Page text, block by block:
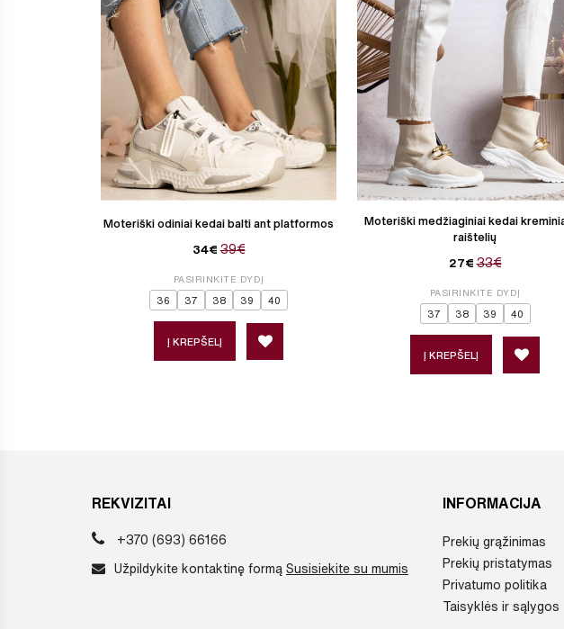
Moteriški odiniai kedai balti ant platformos
34€ 39€
PASIRINKITE DYDĮ
36 37 38 39 40
Į KREPŠELĮ
Moteriški medžiaginiai kedai
raištelių
27€ 33€
PASIRINKITE DYDĮ
37 38 39 40
Į KREPŠELĮ
REKVIZITAI
+370 (693) 66166
Užpildykite kontaktinę formą Susisiekite su mumis
INFORMACIJA
Prekių grąžinimas
Prekių pristatymas
Privatumo politika
Taisyklės ir sąlygos